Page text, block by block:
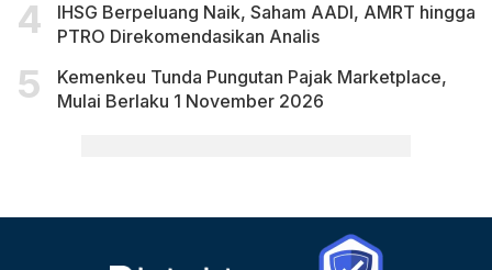
IHSG Berpeluang Naik, Saham AADI, AMRT hingga
PTRO Direkomendasikan Analis
Kemenkeu Tunda Pungutan Pajak Marketplace,
Mulai Berlaku 1 November 2026